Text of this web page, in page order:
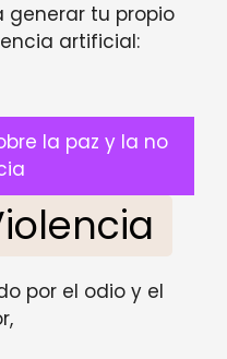
generar tu propio
artificial:
la paz y la no
por el odio y el